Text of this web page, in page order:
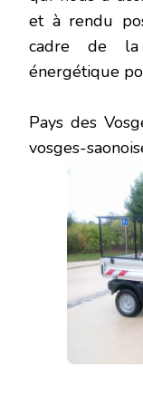
et à rendu
cadre de
énergétique
Pays des
vosges-